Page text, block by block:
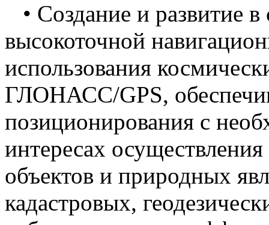
• Создание и развитие
высокоточной
использования
ГЛОНАСС/GPS,
позиционирования с
интересах
объектов и природных
кадастровых,